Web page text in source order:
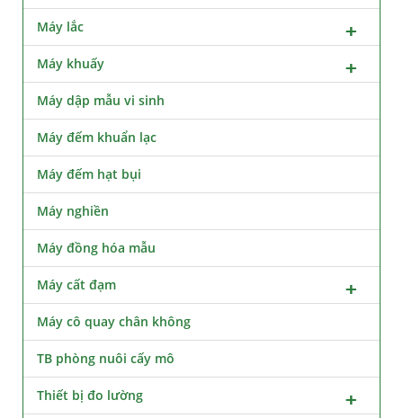
Máy lắc
Máy khuấy
Máy dập mẫu vi sinh
Máy đếm khuẩn lạc
Máy đếm hạt bụi
Máy nghiền
Máy đồng hóa mẫu
Máy cất đạm
Máy cô quay chân không
TB phòng nuôi cấy mô
Thiết bị đo lường